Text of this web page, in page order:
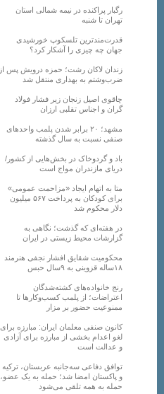
رگبار پراکنده در نیمه شمالی استان
تهران تا شنبه
قدرت‌مندترین تلسکوپ خورشیدی
جهان چه چیزی را آشکار کرد؟
زندان لاکان رشت؛ حمزه درویش پس از
ضرب‌وشتم به بهداری منتقل شد
چاقوی اصیل زنجان زیر فشار فولاد
گران و اجناس تقلبی ارزان
مشهد؛ ۲۰ برابر شدن پلمب واحدهای
صنفی نسبت به سال گذشته
باد و گردوخاک در بخش‌هایی از کشور/
دریای مازندران مواج است
متا به اتهام ایجاد «مزاحمت عمومی»
برای کودکان به پرداخت ۵۶۷ میلیون
دلار محکوم شد
در هفته‌ای که گذشت؛ نگاهی به
گزارشات محیط زیستی در ایران
محکومیت شقایق افشار نجفی هنرمند
۱۸ساله قزوینی به ۹سال حبس
رنج خانواده‌های کشته‌شدگان
اعتراضات؛ از پلمب کسب‌وکارها تا
ممنوعیت حضور بر مزار
کانون صنفی معلمان ایران: مبارزه برای
لغو اعدام بخشی از مبارزه برای آزادی
و عدالت است
توافق دفاعی سه‌جانبه عربستان، ترکیه
و پاکستان امضا شد؛ حمله به یک عضو،
حمله به همه تلقی می‌شود